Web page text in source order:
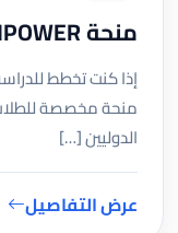
منحة MPOWER للطلاب الدوليين
إذا كنت تخطط
الدوليين […]
عرض التفاصيل